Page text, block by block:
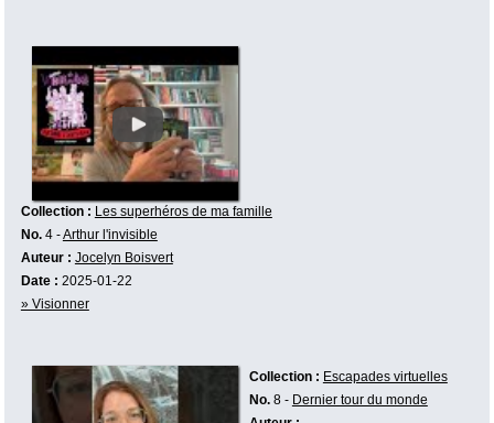
Collection : Les superhéros de ma famille
No.4 -Arthur l'invisible
Auteur : Jocelyn Boisvert
Date : 2025-01-22
» Visionner
Collection : Escapades virtuelles
No.8 - Dernier tour du monde